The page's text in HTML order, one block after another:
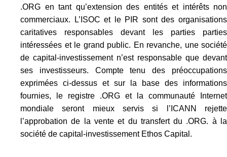
.ORG en tant qu’extension des entités et intérêts non
commerciaux. L’ISOC et le PIR sont des organisations
caritatives responsables devant les parties parties
intéressées et le grand public. En revanche, une société
de capital-investissement n’est responsable que devant
ses investisseurs. Compte tenu des préoccupations
exprimées ci-dessus et sur la base des informations
fournies, le registre .ORG et la communauté Internet
mondiale seront mieux servis si l’ICANN rejette
l’approbation de la vente et du transfert du .ORG. à la
société de capital-investissement Ethos Capital.